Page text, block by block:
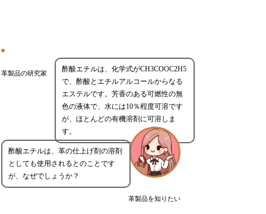
革製品の研究家
酢酸エチルは、化学式がCH3COOC2H5
で、酢酸とエチルアルコールからなる
エステルです。芳香のある可燃性の無
色の液体で、水には10％程度可溶です
が、ほとんどの有機溶剤に可溶しま
す。
革製品を知りたい
酢酸エチルは、革の仕上げ剤の溶剤
としても使用されるとのことです
が、なぜでしょうか？